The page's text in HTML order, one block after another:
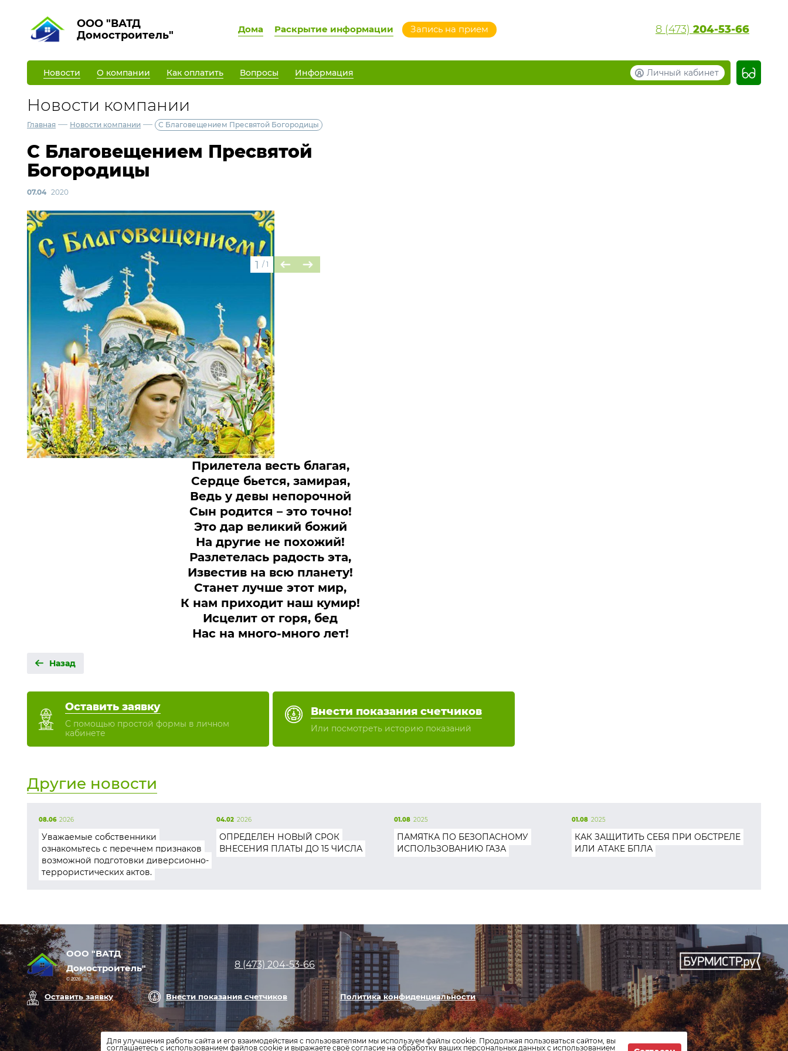
ООО "ВАТД
Домостроитель"
Дома Раскрытие информации Запись на прием 8 (473) 204-53-66
Новости О компании Как оплатить Вопросы Информация Личный кабинет
Новости компании
Главная — Новости компании — С Благовещением Пресвятой Богородицы
С Благовещением Пресвятой
Богородицы
07.04 2020
1 / 1
Прилетела весть благая,
Сердце бьется, замирая,
Ведь у девы непорочной
Сын родится – это точно!
Это дар великий божий
На другие не похожий!
Разлетелась радость эта,
Известив на всю планету!
Станет лучше этот мир,
К нам приходит наш кумир!
Исцелит от горя, бед
Нас на много-много лет!
Назад
Оставить заявку
С помощью простой формы в личном
кабинете
Внести показания счетчиков
Или посмотреть историю показаний
Другие новости
08.06 2026
Уважаемые собственники
ознакомьтесь с перечнем признаков
возможной подготовки диверсионно-
террористических актов.
04.02 2026
ОПРЕДЕЛЕН НОВЫЙ СРОК
ВНЕСЕНИЯ ПЛАТЫ ДО 15 ЧИСЛА
01.08 2025
ПАМЯТКА ПО БЕЗОПАСНОМУ
ИСПОЛЬЗОВАНИЮ ГАЗА
01.08 2025
КАК ЗАЩИТИТЬ СЕБЯ ПРИ ОБСТРЕЛЕ
ИЛИ АТАКЕ БПЛА
ООО "ВАТД
Домостроитель"
© 2026
8 (473) 204-53-66
Оставить заявку Внести показания счетчиков Политика конфиденциальности
Для улучшения работы сайта и его взаимодействия с пользователями мы используем файлы cookie. Продолжая пользоваться сайтом, вы
соглашаетесь с использованием файлов cookie и выражаете своё согласие на обработку ваших персональных данных с использованием